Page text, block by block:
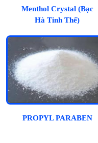
Menthol Crystal (Bạc
Hà Tinh Thể)
PROPYL PARABEN